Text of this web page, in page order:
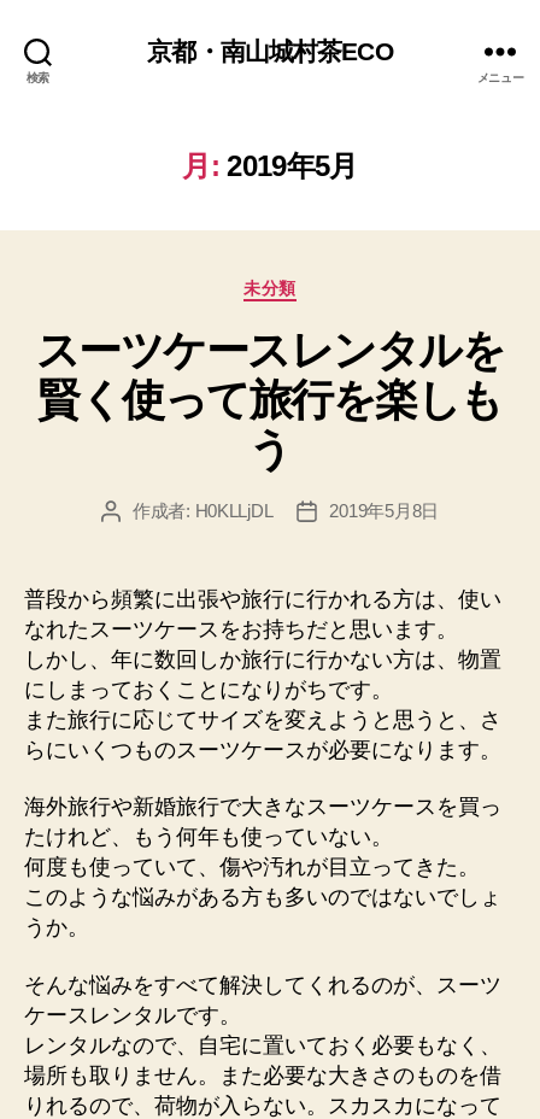
検索
京都・南山城村茶ECO
メニュー
月: 2019年5月
カ
ゴ
リ
ー
未分類
スーツケースレンタルを
賢く使って旅行を楽しも
う
投 作成者: H0KLLjDL
投
2019年5月8日
普段から頻繁に出張や旅行に行かれる方は、使い
なれたスーツケースをお持ちだと思います。
しかし、年に数回しか旅行に行かない方は、物置
にしまっておくことになりがちです。
また旅行に応じてサイズを変えようと思うと、さ
らにいくつものスーツケースが必要になります。
海外旅行や新婚旅行で大きなスーツケースを買っ
たけれど、もう何年も使っていない。
何度も使っていて、傷や汚れが目立ってきた。
このような悩みがある方も多いのではないでしょ
うか。
そんな悩みをすべて解決してくれるのが、スーツ
ケースレンタルです。
レンタルなので、自宅に置いておく必要もなく、
場所も取りません。また必要な大きさのものを借
りれるので、荷物が入らない。スカスカになって